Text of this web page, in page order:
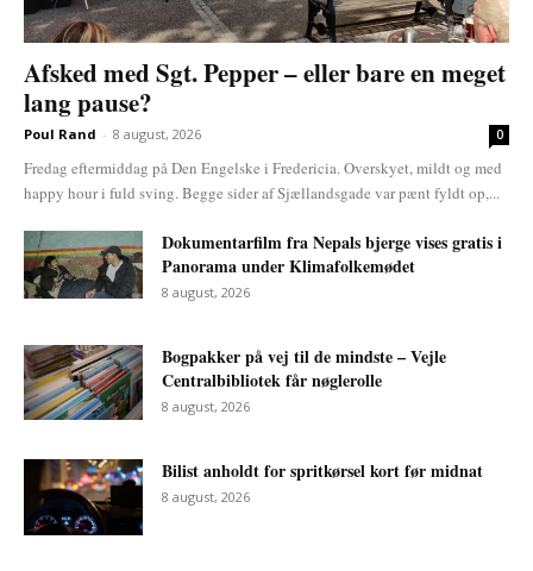
Afsked med Sgt. Pepper – eller bare en meget
lang pause?
Poul Rand - 8 august, 2026 0
Fredag eftermiddag på Den Engelske i Fredericia. Overskyet, mildt og med
happy hour i fuld sving. Begge sider af Sjællandsgade var pænt fyldt op,...
Dokumentarfilm fra Nepals bjerge vises gratis i
Panorama under Klimafolkemødet
8 august, 2026
Bogpakker på vej til de mindste – Vejle
Centralbibliotek får nøglerolle
8 august, 2026
Bilist anholdt for spritkørsel kort før midnat
8 august, 2026